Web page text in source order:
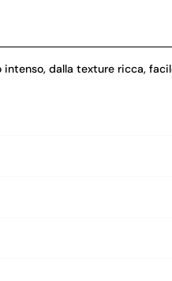
intenso, dalla texture